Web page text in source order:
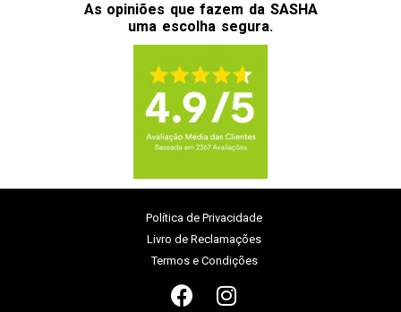
As opiniões que fazem da SASHA
uma escolha segura.
Política de Privacidade
Livro de Reclamações
Termos e Condições